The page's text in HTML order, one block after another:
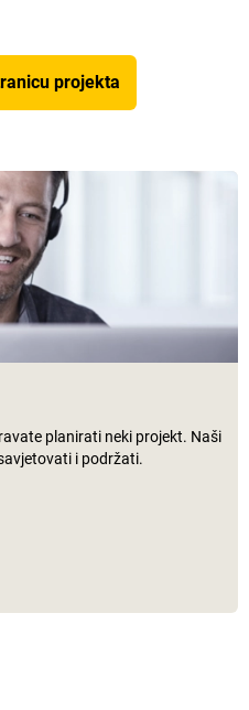
projekta
planirati neki projekt. Naši
i podržati.